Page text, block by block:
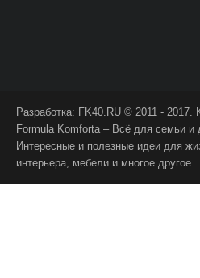
Разработка: FK40.RU © 2011 - 2017.
Formula Komforta – Всё для семьи и
Интересные и полезные идеи для
интерьера, мебели и многое другое.